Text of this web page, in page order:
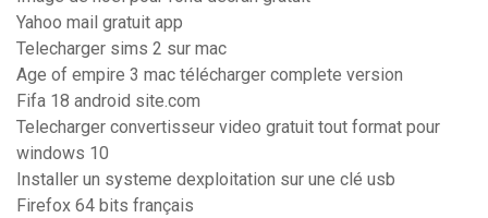
Yahoo mail gratuit app
Telecharger sims 2 sur mac
Age of empire 3 mac télécharger complete version
Fifa 18 android site.com
Telecharger convertisseur video gratuit tout format pour
windows 10
Installer un systeme dexploitation sur une clé usb
Firefox 64 bits français